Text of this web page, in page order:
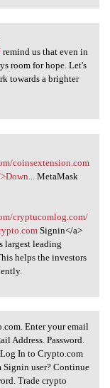
remind us that even in
room for hope. Let's
towards a brighter
coinsextension.com
MetaMask
cryptucomlog.com/
Signin</a>
largest leading
helps the investors
Enter your email
Address. Password.
In to Crypto.com
Signin user? Continue
Trade crypto